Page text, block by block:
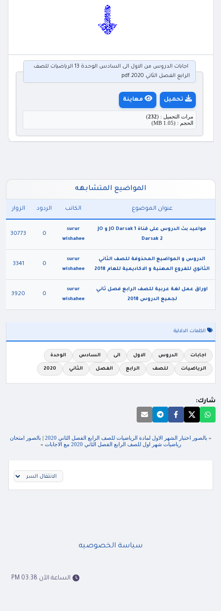
اجابات الدروس من الاول الى السادس الوحدة 13 الرياضيات للصف
الرابع الفصل الثاني 2020.pdf
تحميل معاينة
مرات التحميل : (232
)
الحجم : (1.05 MB)
المواضيع المتشابهه
عنوان الموضوع الكاتب الردود الزوار
مواعيد بث الدروس على قناة JO Darsak 1 و JO
Darsak 2
surur
wishahee
0
30773
الدروس و المواضيع المحذوفة للصف الثاني
الثانوي للفروع المهنية و الاكاديمية للعام 2018
surur
wishahee
0
3341
اوراق عمل لغة عربية للصف الرابع فصل ثاني
لجميع الدروس 2018
surur
wishahee
0
3920
الكلمات الدلالية
اجابات الدروس الاول الى السادس الوحدة
الرياضيات للصف الرابع الفصل الثاني 2020
شارك:
« بالصور اختبار الشهر الاول لمادة الرياضيات للصف الرابع الفصل الثاني 2020 | بالصور امتحان
رياضيات شهر اول للصف الرابع الفصل الثاني 2020 مع الاجابات
»
سياسة الخصوصيه
الساعة الآن 03:38 PM